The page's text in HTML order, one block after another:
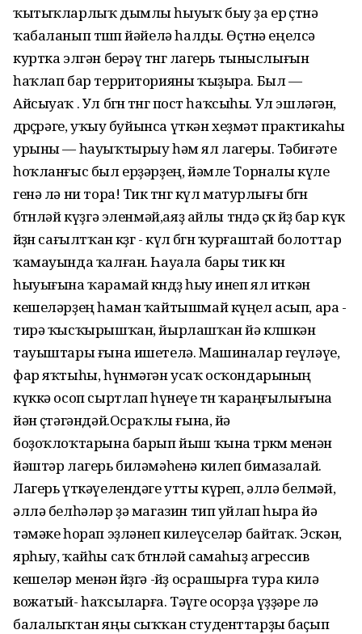
ҡытыҡларлыҡ дымлы һыуыҡ быу ҙа ер өҫтөнә
ҡабаланып төшөп йәйелә һалды. Өҫтөнә еңелсә
куртка элгән берәү төнгө лагерь тыныслығын
һаҡлап бар территорияны ҡыҙыра. Был —
Айсыуаҡ . Ул бөгөн төнгө пост һаҡсыһы. Ул эшләгән,
дөрөҫөрәге, уҡыу буйынса үткән хеҙмәт практикаһы
урыны — һауыҡтырыу һәм ял лагеры. Тәбиғәте
һоҡланғыс был ерҙәрҙең, йәмле Торналы күле
генә лә ни тора! Тик төнгө күл матурлығы бөгөн
бөтөнләй күҙгә эленмәй,аяҙ айлы төндә өҫкө йөҙө бар күк
йөҙөн сағылтҡан көҙгө - күл бөгөн ҡурғаштай болоттар
ҡамауында ҡалған. Һауала бары тик көн
һыуығына ҡарамай көндөҙ һыу инеп ял иткән
кешеләрҙең һаман ҡайтышмай күңел асып, ара -
тирә ҡысҡырышҡан, йырлашҡан йә көлөшкән
тауыштары ғына ишетелә. Машиналар геүләүе,
фар яҡтыһы, һүнмәгән усаҡ осҡондарының
күккә осоп сыртлап һүнеүе төн ҡараңғылығына
йән өҫтәгәндәй.Осраҡлы ғына, йә
боҙоҡлоҡтарына барып йыш ҡына төркөмө менән
йәштәр лагерь биләмәһенә килеп бимазалай.
Лагерь үткәүелендәге утты күреп, әллә белмәй,
әллә белһәләр ҙә магазин тип уйлап һыра йә
тәмәке һорап эҙләнеп килеүселәр байтаҡ. Эскән,
ярһыу, ҡайһы саҡ бөтөнләй самаһыҙ агрессив
кешеләр менән йөҙгә -йөҙ осрашырға тура килә
вожатый- һаҡсыларға. Тәүге осорҙа үҙҙәре лә
балалыҡтан яңы сыҡҡан студенттарҙы баҫып